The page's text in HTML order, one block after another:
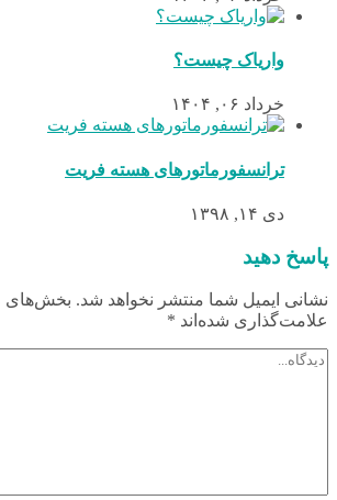
واریاک چیست؟
خرداد ۰۶, ۱۴۰۴
ترانسفورماتورهای هسته فریت
دی ۱۴, ۱۳۹۸
پاسخ دهید
نشانی ایمیل شما منتشر نخواهد شد. بخش‌های
علامت‌گذاری شده‌اند *